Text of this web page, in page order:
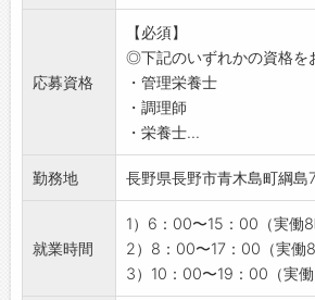
過ごしいただけるくつろぎ
・時間に追われた日常から
でゆったりとお過ごしいた
ております。
【備考】
・雇用保険や社会保険は要
加入します。
・制服は貸与します。
・繁忙期手当あり！
・従業員保養所あり♪
・従業員駐車場も完備◎
・洗浄、掃除などの業務全
【職場の雰囲気】
約8～9名体制での業務に
「もっとこうした方が良く
意見をだしやすい風通しの
まずは給食業務全般の習得
者を目指していきます！
【キャリアプラン】
たい方は、 現場スタッフ
して管理職へのキャリアア
【おすすめポイント】
応募資格
【必須】
◎下記のいずれかの資格を
・管理栄養士
・調理師
・栄養士...
勤務地 長野県長野市青木島町綱島
就業時間
1）6：00〜15：00（実働8
2）8：00〜17：00（実働8
3）10：00〜19：00（実